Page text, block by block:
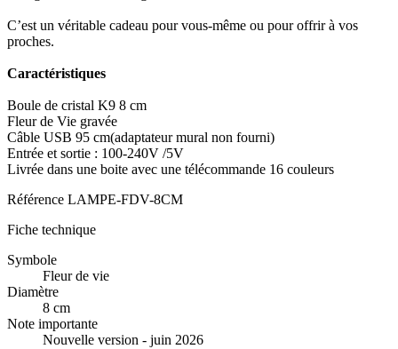
C’est un véritable cadeau pour vous-même ou pour offrir à vos
proches.
Caractéristiques
Boule de cristal K9 8 cm
Fleur de Vie gravée
Câble USB 95 cm(adaptateur mural non fourni)
Entrée et sortie : 100-240V /5V
Livrée dans une boite avec une télécommande 16 couleurs
Référence LAMPE-FDV-8CM
Fiche technique
Symbole
Fleur de vie
Diamètre
8 cm
Note importante
Nouvelle version - juin 2026